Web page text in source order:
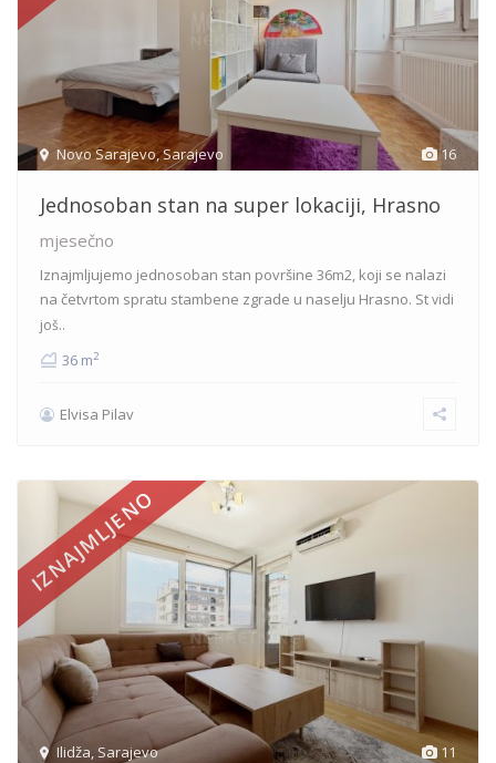
16
Novo Sarajevo,Sarajevo
Jednosoban stan na super lokaciji, Hrasno
mjesečno
Iznajmljujemo jednosoban stan površine 36m2, koji se nalazi
na četvrtom spratu stambene zgrade u naselju Hrasno. Stvidi
još..
36 m2
Elvisa Pilav
11
Ilidža, Sarajevo
IZNAJMLJENO